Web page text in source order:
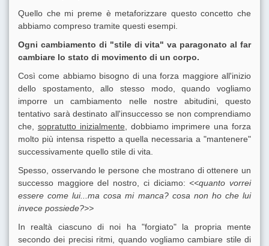
Quello che mi preme è metaforizzare questo concetto che
abbiamo compreso tramite questi esempi.
Ogni cambiamento di "stile di vita" va paragonato al far
cambiare lo stato di movimento di un corpo.
Così come abbiamo bisogno di una forza maggiore all'inizio
dello spostamento, allo stesso modo, quando vogliamo
imporre un cambiamento nelle nostre abitudini, questo
tentativo sarà destinato all'insuccesso se non comprendiamo
che, sopratutto inizialmente , dobbiamo imprimere una forza
molto più intensa rispetto a quella necessaria a "mantenere"
successivamente quello stile di vita.
Spesso, osservando le persone che mostrano di ottenere un
successo maggiore del nostro, ci diciamo: <<quanto vorrei
essere come lui...ma cosa mi manca? cosa non ho che lui
invece possiede?>>
In realtà ciascuno di noi ha "forgiato" la propria mente
secondo dei precisi ritmi, quando vogliamo cambiare stile di